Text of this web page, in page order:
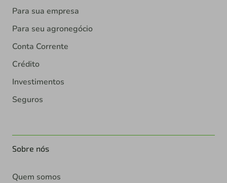
Para sua empresa
Para seu agronegócio
Conta Corrente
Crédito
Investimentos
Seguros
Sobre nós
Quem somos